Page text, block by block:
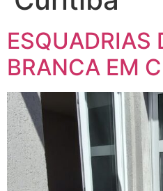
ESQUADRIAS
BRANCA EM